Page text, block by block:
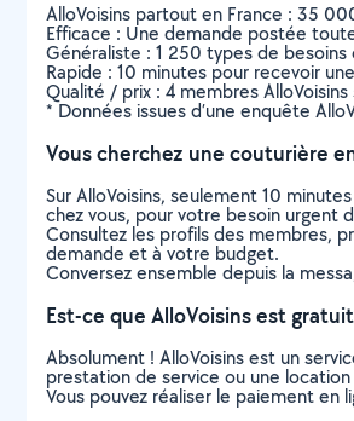
AlloVoisins partout en France : 35
Efficace : Une demande postée
Généraliste : 1 250 types de
Rapide : 10 minutes pour recevoir
Qualité / prix : 4 membres
* Données issues d’une enquête
Vous cherchez une couturière
Sur AlloVoisins, seulement 10
chez vous, pour votre besoin urgent
Consultez les profils des membres,
demande et à votre budget.
Conversez ensemble depuis la
Est-ce que AlloVoisins est
Absolument ! AlloVoisins est un
prestation de service ou une
Vous pouvez réaliser le paiement en